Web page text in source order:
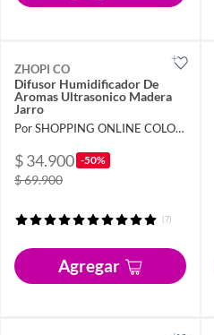
ZHOPI CO
Difusor Humidificador De
Aromas Ultrasonico Madera
Jarro
Por SHOPPING ONLINE COLOMBIA SAS
$ 34.900 -50%
$ 69.900
(7)
Agregar